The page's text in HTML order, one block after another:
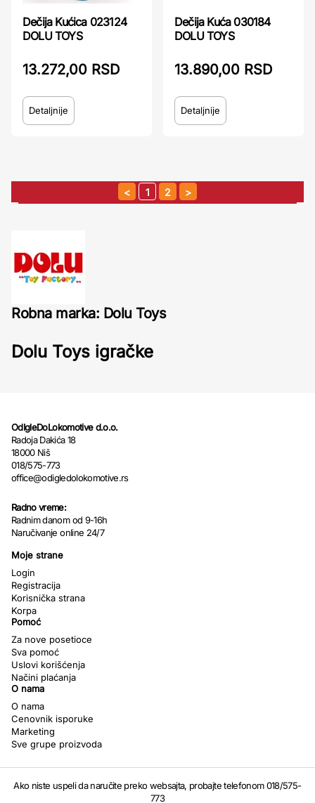
Dečija Kućica 023124
DOLU TOYS
13.272,00 RSD
Detaljnije
Dečija Kuća 030184
DOLU TOYS
13.890,00 RSD
Detaljnije
1 2
Robna marka: Dolu Toys
Dolu Toys igračke
OdIgleDoLokomotive d.o.o.
Radoja Dakića 18
18000 Niš
018/575-773
office@odigledolokomotive.rs
Radno vreme:
Radnim danom od 9-16h
Naručivanje online 24/7
Moje strane
Login
Registracija
Korisnička strana
Korpa
Pomoć
Za nove posetioce
Sva pomoć
Uslovi korišćenja
Načini plaćanja
O nama
O nama
Cenovnik isporuke
Marketing
Sve grupe proizvoda
Ako niste uspeli da naručite preko websajta, probajte telefonom 018/575-
773